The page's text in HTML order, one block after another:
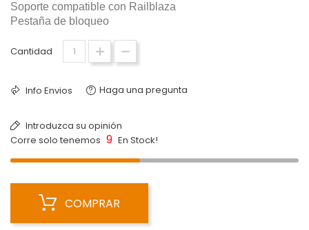
Soporte compatible con Railblaza
Pestaña de bloqueo
Cantidad
Info Envios Haga una pregunta
Introduzca su opinión
Corre solo tenemos 9 En Stock!
COMPRAR